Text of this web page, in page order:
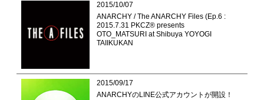
2015/10/07
ANARCHY / The ANARCHY Files (Ep.6 :
2015.7.31 PKCZ® presents
OTO_MATSURI at Shibuya YOYOGI
TAIIKUKAN
2015/09/17
ANARCHYのLINE公式アカウントが開設！